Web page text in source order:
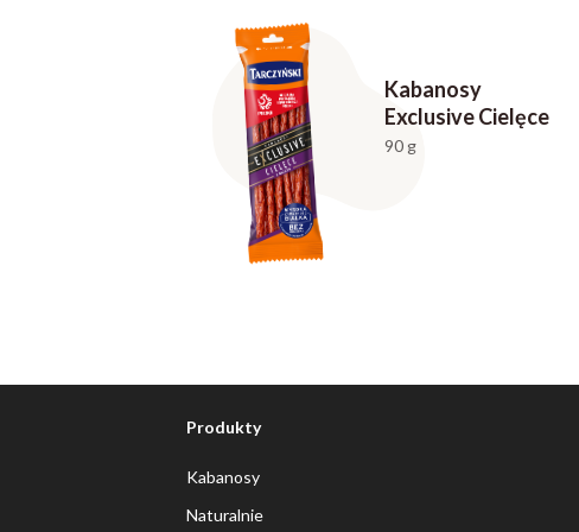
Kabanosy
Exclusive Cielęce
90 g
Produkty
Kabanosy
Naturalnie